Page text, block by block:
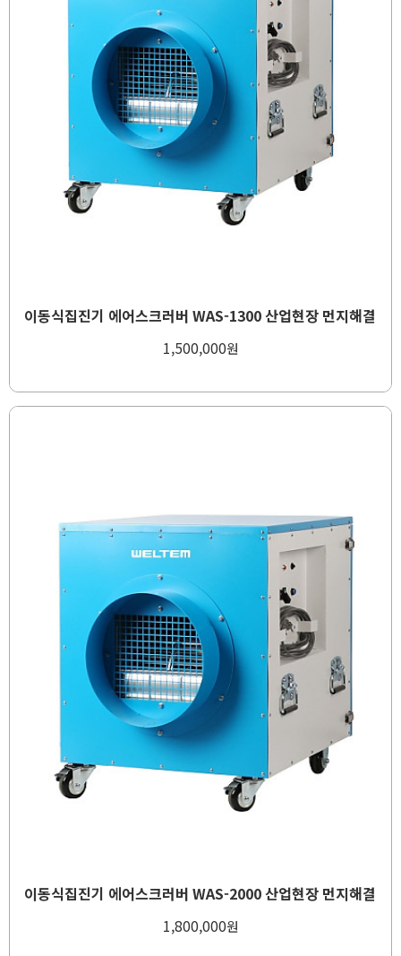
이동식집진기 에어스크러버 WAS-1300 산업현장 먼지해결
1,500,000원
이동식집진기 에어스크러버 WAS-2000 산업현장 먼지해결
1,800,000원